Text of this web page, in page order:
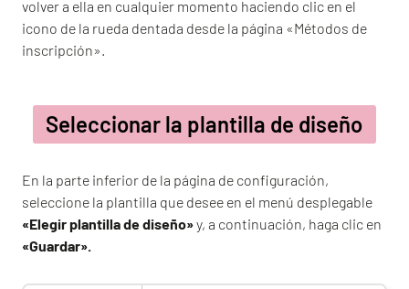
volver a ella en cualquier momento haciendo clic en el
icono de la rueda dentada desde la página «Métodos de
inscripción».
Seleccionar la plantilla de diseño
En la parte inferior de la página de configuración,
seleccione la plantilla que desee en el menú desplegable
«Elegir plantilla de diseño»y, a continuación, haga clic en
«Guardar».